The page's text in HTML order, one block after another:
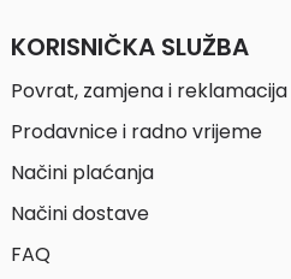
KORISNIČKA SLUŽBA
Povrat, zamjena i reklamacija
Prodavnice i radno vrijeme
Načini plaćanja
Načini dostave
FAQ